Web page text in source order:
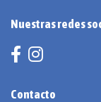
Nuestras redes
Contacto